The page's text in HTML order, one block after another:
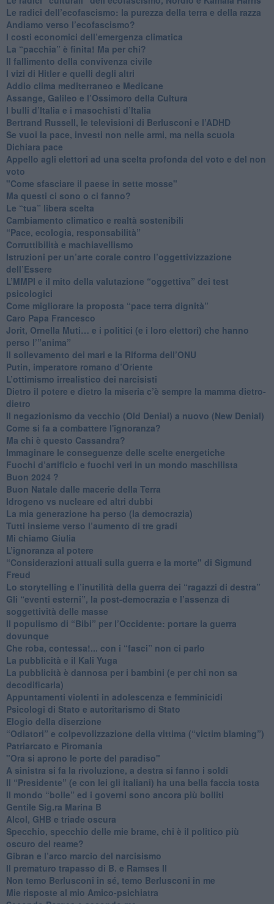
Le radici dell’ecofascismo: la purezza della terra e della razza
Andiamo verso l’ecofascismo?
I costi economici dell’emergenza climatica
​La “pacchia” è finita! Ma per chi?
​Il fallimento della convivenza civile
​I vizi di Hitler e quelli degli altri
Addio clima mediterraneo e Medicane
​Assange, Galileo e l’Ossimoro della Cultura
​I bulli d’Italia e i masochisti d’Italia
​Bertrand Russell, le televisioni di Berlusconi e l’ADHD
​Se vuoi la pace, investi non nelle armi, ma nella scuola
​Dichiara pace
​Appello agli elettori ad una scelta profonda del voto e del non
voto
"Come sfasciare il paese in sette mosse"
​Ma questi ci sono o ci fanno?
​Le “tua” libera scelta
Cambiamento climatico e realtà sostenibili
“Pace, ecologia, responsabilità”
​Corruttibilità e machiavellismo
Istruzioni per un’arte corale contro l’oggettivizzazione
dell’Essere
​L’MMPI e il mito della valutazione “oggettiva” dei test
psicologici
Come migliorare la proposta “pace terra dignità”
Caro Papa Francesco
​Jorit, Ornella Muti… e i politici (e i loro elettori) che hanno
perso l’”anima”
​Il sollevamento dei mari e la Riforma dell’ONU
Putin, imperatore romano d’Oriente
​L’ottimismo irrealistico dei narcisisti
​Dietro il potere e dietro la miseria c’è sempre la mamma dietro-
dietro
Il negazionismo da vecchio (Old Denial) a nuovo (New Denial)
Come si fa a combattere l'ignoranza?
Ma chi è questo Cassandra?
Immaginare le conseguenze delle scelte energetiche
​Fuochi d’artificio e fuochi veri in un mondo maschilista
Buon 2024 ?
​Buon Natale dalle macerie della Terra
​Idrogeno vs nucleare ed altri dubbi
​La mia generazione ha perso (la democrazia)
​Tutti insieme verso l’aumento di tre gradi
Mi chiamo Giulia
L’ignoranza al potere
​“Considerazioni attuali sulla guerra e la morte" di Sigmund
Freud
​Lo storytelling e l’inutilità della guerra dei “ragazzi di destra”
​Gli “eventi esterni”, la post-democrazia e l’assenza di
soggettività delle masse
​Il populismo di “Bibi” per l’Occidente: portare la guerra
dovunque
​Che roba, contessa!... con i “fasci” non ci parlo
La pubblicità e il Kali Yuga
​La pubblicità è dannosa per i bambini (e per chi non sa
decodificarla)
​Appuntamenti violenti in adolescenza e femminicidi
​Psicologi di Stato e autoritarismo di Stato
Elogio della diserzione
“Odiatori” e colpevolizzazione della vittima (“victim blaming”)
​Patriarcato e Piromania
"Ora si aprono le porte del paradiso"
​A sinistra si fa la rivoluzione, a destra si fanno i soldi
​Il “Presidente” (e con lei gli italiani) ha una bella faccia tosta
​Il mondo “bolle” ed i governi sono ancora più bolliti
​Gentile Sig.ra Marina B
​Alcol, GHB e triade oscura
​Specchio, specchio delle mie brame, chi è il politico più
oscuro del reame?
​Gibran e l’arco marcio del narcisismo
​Il prematuro trapasso di B. e Ramses II
​Non temo Berlusconi in sé, temo Berlusconi in me
​Mie risposte al mio Amico-psichiatra